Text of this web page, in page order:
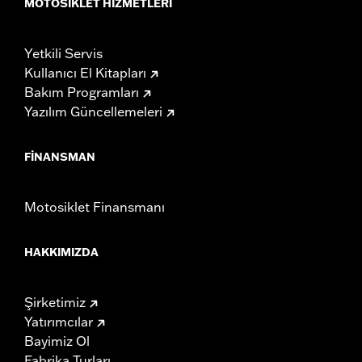
MOTOSIKLET HIZMETLERI
Yetkili Servis
Kullanıcı El Kitapları
Bakım Programları
Yazılım Güncellemeleri
FINANSMAN
Motosiklet Finansmanı
HAKKIMIZDA
Şirketimiz
Yatırımcılar
Bayimiz Ol